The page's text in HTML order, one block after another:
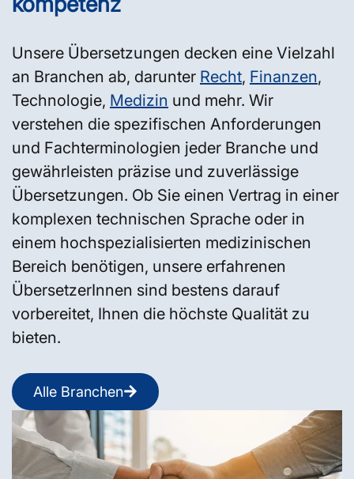
Unsere Übersetzungen decken eine Vielzahl
an Branchen ab, darunter Recht, Finanzen,
Technologie, Medizin und mehr. Wir
verstehen die spezifischen Anforderungen
und Fachterminologien jeder Branche und
gewährleisten präzise und zuverlässige
Übersetzungen. Ob Sie einen Vertrag in einer
komplexen technischen Sprache oder in
einem hochspezialisierten medizinischen
Bereich benötigen, unsere erfahrenen
ÜbersetzerInnen sind bestens darauf
vorbereitet, Ihnen die höchste Qualität zu
bieten.
Alle Branchen